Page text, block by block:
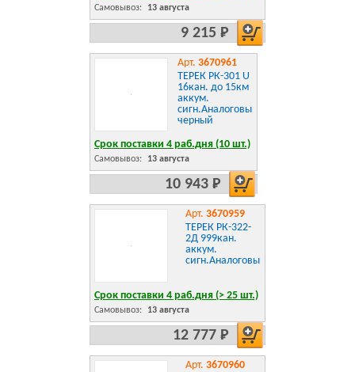
Самовывоз: 13 августа
9 215 Р
Арт. 3670961
ТЕРЕК РК-301 U
16кан. до 15км
аккум.
сигн.Аналоговый
черный
Срок поставки 4 раб.дня (10 шт.)
Самовывоз: 13 августа
10 943 Р
Арт. 3670959
ТЕРЕК РК-322-
2Д 999кан.
аккум.
сигн.Аналоговый
Срок поставки 4 раб.дня (> 25 шт.)
Самовывоз: 13 августа
12 777 Р
Арт. 3670960